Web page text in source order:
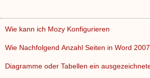
Wie kann ich Mozy Konfigurieren
Wie Nachfolgend Anzahl Seiten in Word 2007